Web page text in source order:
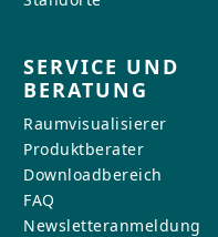
SERVICE UND
BERATUNG
Raumvisualisierer
Produktberater
Downloadbereich
FAQ
Newsletteranmeldung